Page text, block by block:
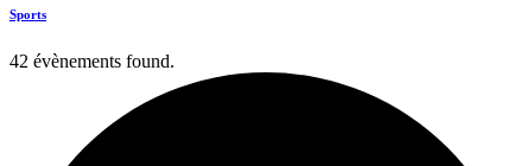
Sports
42 évènements found.